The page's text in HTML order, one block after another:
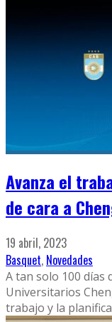
Avanza el
de cara a
19 abril, 2023
Basquet, Novedades
A tan solo 100 días
Universitarios
trabajo y la